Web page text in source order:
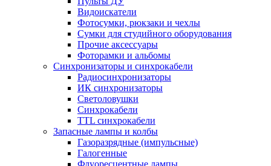
Видоискатели
Фотосумки, рюкзаки и чехлы
Сумки для студийного оборудования
Прочие аксессуары
Фоторамки и альбомы
Синхронизаторы и синхрокабели
Радиосинхронизаторы
ИК синхронизаторы
Светоловушки
Синхрокабели
TTL синхрокабели
Запасные лампы и колбы
Газоразрядные (импульсные)
Галогенные
Флуоресцентные лампы